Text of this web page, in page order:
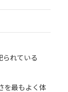
られている
を最もよく体